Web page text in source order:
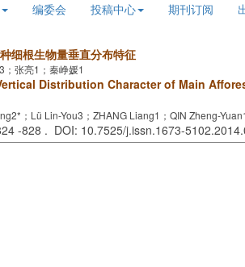
编委会 投稿中心 期刊订阅
细根生物量垂直分布特征
；张亮1；秦峥媛1
Distribution Character of Main
；Lü Lin-You3；ZHANG Liang1；QIN Zheng-
-828 . DOI: 10.7525/j.issn.1673-